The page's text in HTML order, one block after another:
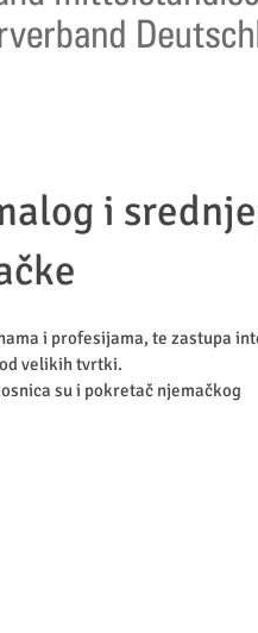
i
i profesijama, te zastupa
velikih tvrtki.
su i pokretač njemačkog